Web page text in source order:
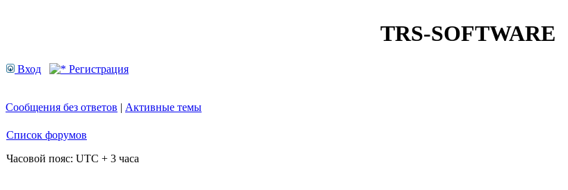
TRS-SOFTWARE
Вход Регистрация
Сообщения без ответов | Активные темы
Список форумов
Часовой пояс: UTC + 3 часа